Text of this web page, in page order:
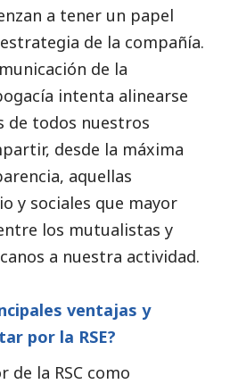
a tener un papel
de la compañía.
de la
intenta alinearse
de todos nuestros
desde la máxima
aquellas
y sociales que mayor
los mutualistas y
a nuestra actividad.
ventajas y
por la RSE?
de la RSC como